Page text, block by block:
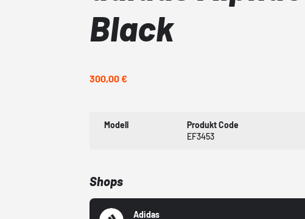
Black
300,00 €
Modell
Produkt Code
EF3453
Shops
Adidas